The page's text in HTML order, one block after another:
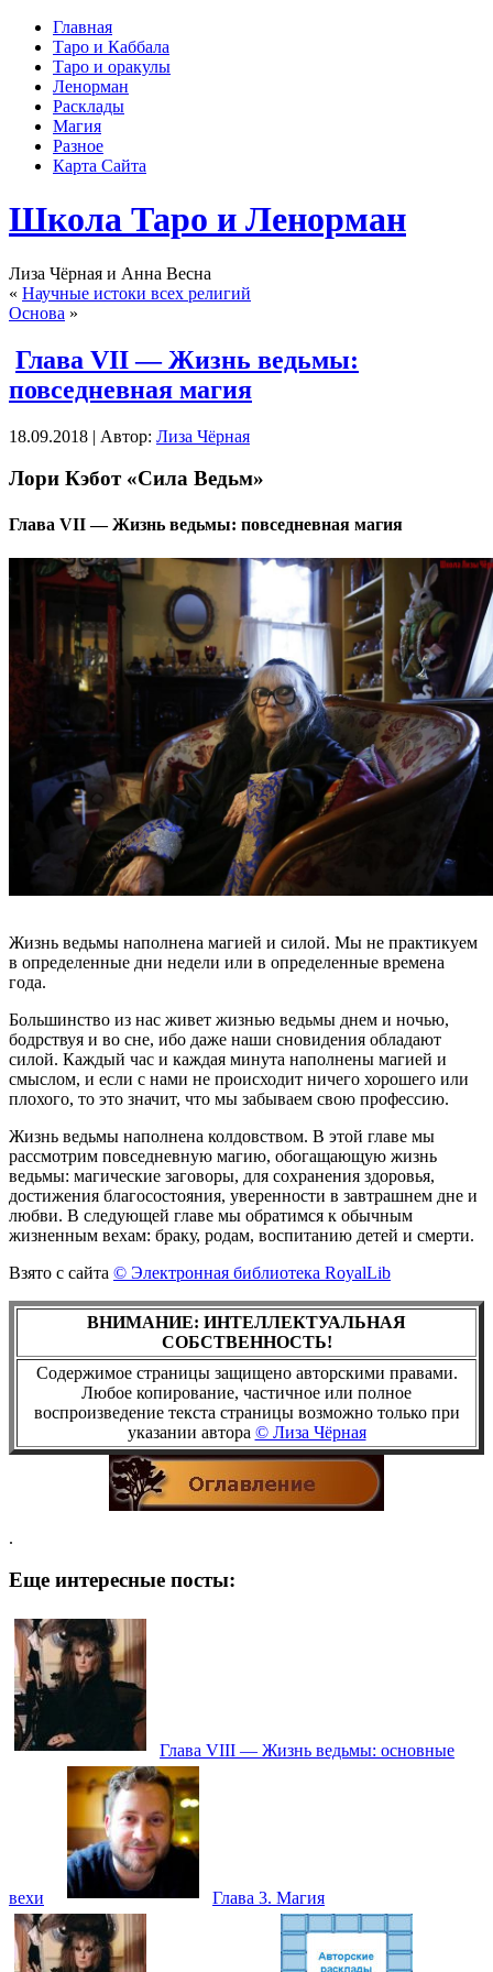
Главная
Таро и Каббала
Таро и оракулы
Ленорман
Расклады
Магия
Разное
Карта Сайта
Школа Таро и Ленорман
Лиза Чёрная и Анна Весна
« Научные истоки всех религий
Основа »
Глава VII — Жизнь ведьмы:
повседневная магия
18.09.2018 | Автор: Лиза Чёрная
Лори Кэбот «Сила Ведьм»
Глава VII — Жизнь ведьмы: повседневная магия
Жизнь ведьмы наполнена магией и силой. Мы не практикуем
в определенные дни недели или в определенные времена
года.
Большинство из нас живет жизнью ведьмы днем и ночью,
бодрствуя и во сне, ибо даже наши сновидения обладают
силой. Каждый час и каждая минута наполнены магией и
смыслом, и если с нами не происходит ничего хорошего или
плохого, то это значит, что мы забываем свою профессию.
Жизнь ведьмы наполнена колдовством. В этой главе мы
рассмотрим повседневную магию, обогащающую жизнь
ведьмы: магические заговоры, для сохранения здоровья,
достижения благосостояния, уверенности в завтрашнем дне и
любви. В следующей главе мы обратимся к обычным
жизненным вехам: браку, родам, воспитанию детей и смерти.
Взято с сайта © Электронная библиотека RoyalLib
ВНИМАНИЕ: ИНТЕЛЛЕКТУАЛЬНАЯ
СОБСТВЕННОСТЬ!
Содержимое страницы защищено авторскими правами.
Любое копирование, частичное или полное
воспроизведение текста страницы возможно только при
указании автора © Лиза Чёрная
.
Еще интересные посты:
Глава VIII — Жизнь ведьмы: основные
вехи Глава 3. Магия